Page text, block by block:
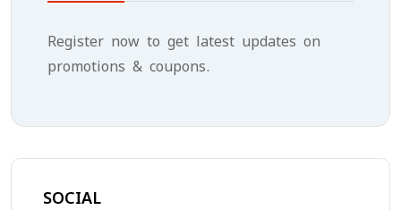
Register now to get latest updates on
promotions & coupons.
SOCIAL